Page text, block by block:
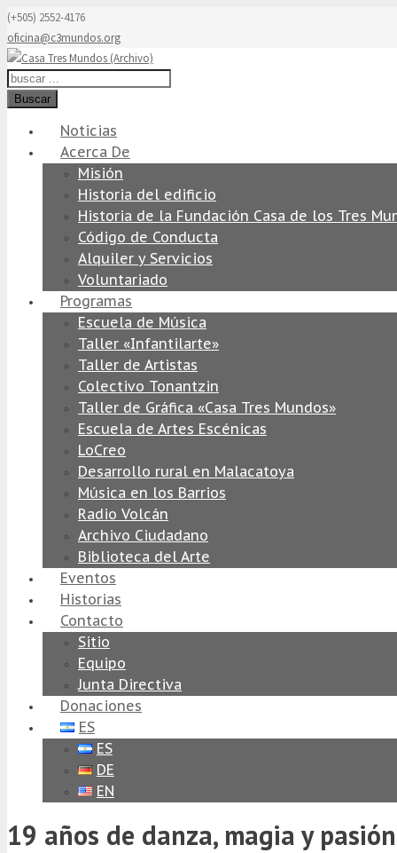
(+505) 2552-4176
oficina@c3mundos.org
Buscar
Noticias
Acerca De
Misión
Historia del edificio
Historia de la Fundación Casa de los Tres
Código de Conducta
Alquiler y Servicios
Voluntariado
Programas
Escuela de Música
Taller «Infantilarte»
Taller de Artistas
Colectivo Tonantzin
Taller de Gráfica «Casa Tres Mundos»
Escuela de Artes Escénicas
LoCreo
Desarrollo rural en Malacatoya
Música en los Barrios
Radio Volcán
Archivo Ciudadano
Biblioteca del Arte
Eventos
Historias
Contacto
Sitio
Equipo
Junta Directiva
Donaciones
ES
ES
DE
EN
19 años de danza, magia y pasión